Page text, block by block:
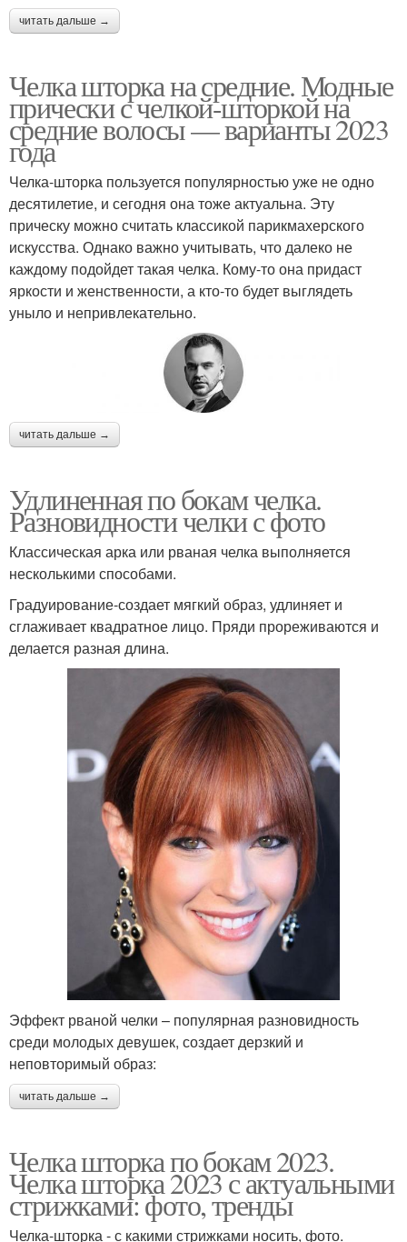
читать дальше →
Челка шторка на средние. Модные
прически с челкой-шторкой на
средние волосы — варианты 2023
года
Челка-шторка пользуется популярностью уже не одно
десятилетие, и сегодня она тоже актуальна. Эту
прическу можно считать классикой парикмахерского
искусства. Однако важно учитывать, что далеко не
каждому подойдет такая челка. Кому-то она придаст
яркости и женственности, а кто-то будет выглядеть
уныло и непривлекательно.
читать дальше →
Удлиненная по бокам челка.
Разновидности челки с фото
Классическая арка или рваная челка выполняется
несколькими способами.
Градуирование-создает мягкий образ, удлиняет и
сглаживает квадратное лицо. Пряди прореживаются и
делается разная длина.
Эффект рваной челки – популярная разновидность
среди молодых девушек, создает дерзкий и
неповторимый образ:
читать дальше →
Челка шторка по бокам 2023.
Челка шторка 2023 с актуальными
стрижками: фото, тренды
Челка-шторка - с какими стрижками носить, фото.